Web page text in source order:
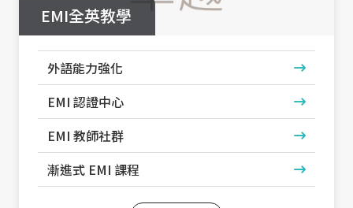
EMI全英教學
外語能力強化
EMI 認證中心
EMI 教師社群
漸進式 EMI 課程